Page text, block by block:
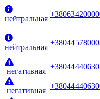
нейтральная
нейтральная
негативная
негативная